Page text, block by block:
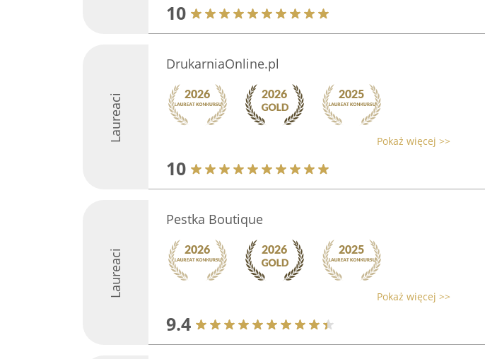
10
Laureaci
DrukarniaOnline.pl
Pokaż więcej >>
10
Laureaci
Pestka Boutique
Pokaż więcej >>
9.4